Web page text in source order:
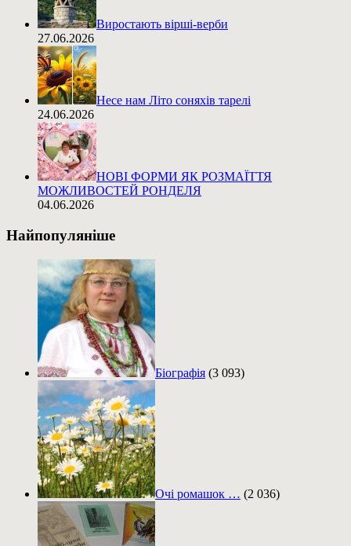
Виростають вірші-верби
27.06.2026
Несе нам Літо соняхів тарелі
24.06.2026
НОВІ ФОРМИ ЯК РОЗМАЇТТЯ
МОЖЛИВОСТЕЙ РОНДЕЛЯ
04.06.2026
Найпопуляніше
Біографія (3 093)
Очі ромашок … (2 036)